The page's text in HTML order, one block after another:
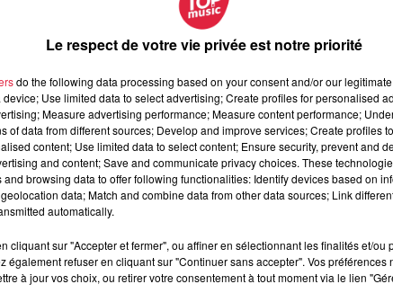
Le respect de votre vie privée est notre priorité
do the following data processing based on your consent and/or our
Use limited data to select advertising; Create profiles for personalised
Measure advertising performance; Measure content performance;
of data from different sources; Develop and improve services; Create profiles
content; Use limited data to select content; Ensure security, prevent and
and content; Save and communicate privacy choices. These
and browsing data to offer following functionalities: Identify devices based on
data; Match and combine data from other data sources; Link
automatically.
cliquant sur "Accepter et fermer", ou affiner en sélectionnant les finalités et/ou
également refuser en cliquant sur "Continuer sans accepter". Vos
à jour vos choix, ou retirer votre consentement à tout moment via le lien